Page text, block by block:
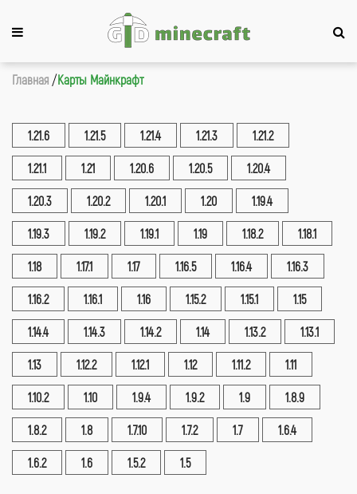
Главная Карты Майнкрафт
1.21.6 1.21.5 1.21.4 1.21.3 1.21.2
1.21.1 1.21 1.20.6 1.20.5 1.20.4
1.20.3 1.20.2 1.20.1 1.20 1.19.4
1.19.3 1.19.2 1.19.1 1.19 1.18.2 1.18.1
1.18 1.17.1 1.17 1.16.5 1.16.4 1.16.3
1.16.2 1.16.1 1.16 1.15.2 1.15.1 1.15
1.14.4 1.14.3 1.14.2 1.14 1.13.2 1.13.1
1.13 1.12.2 1.12.1 1.12 1.11.2 1.11
1.10.2 1.10 1.9.4 1.9.2 1.9 1.8.9
1.8.2 1.8 1.7.10 1.7.2 1.7 1.6.4
1.6.2 1.6 1.5.2 1.5